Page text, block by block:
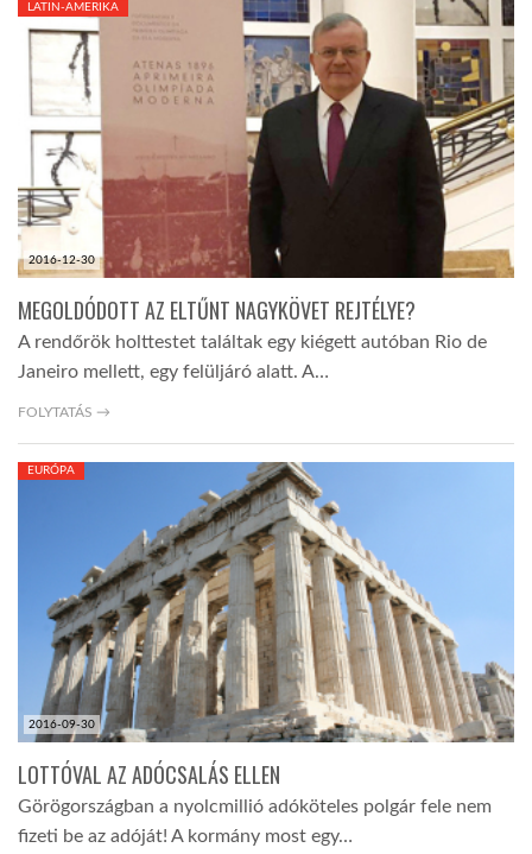
2016-12-30
LATIN-AMERIKA
MEGOLDÓDOTT AZ ELTŰNT NAGYKÖVET REJTÉLYE?
A rendőrök holttestet találtak egy kiégett autóban Rio de
Janeiro mellett, egy felüljáró alatt. A…
FOLYTATÁS →
2016-09-30
EURÓPA
LOTTÓVAL AZ ADÓCSALÁS ELLEN
Görögországban a nyolcmillió adóköteles polgár fele nem
fizeti be az adóját! A kormány most egy…